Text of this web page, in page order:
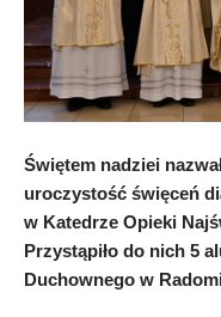
Świętem nadziei
uroczystość święceń
w Katedrze Opieki
Przystąpiło do nich 5
Duchownego w